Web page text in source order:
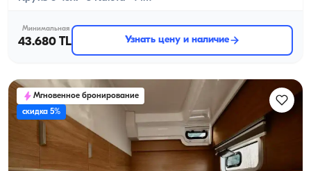
Минимальная
43.680 TL Узнать цену и наличие
Мгновенное бронирование
скидка 5%